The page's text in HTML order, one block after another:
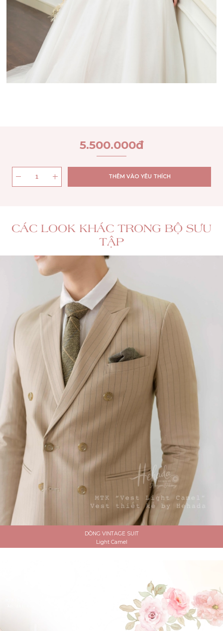
5.500.000đ
THÊM VÀO YÊU THÍCH
CÁC LOOK KHÁC TRONG BỘ SƯU
TẬP
DÒNG VINTAGE SUIT
Light Camel
ĐẶT LỊCH HẸN